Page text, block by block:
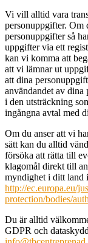
Vi vill alltid vara
personuppgifter.
personuppgifter så
uppgifter via ett
kan vi komma att
att vi lämnar ut
att dina
användandet av
i den utsträckning
ingångna avtal med
Om du anser att vi
sätt kan du alltid
försöka att rätta till
klagomål direkt till
myndighet i ditt land
http://ec.europa.eu/
protection/bodies/
Du är alltid
GDPR och